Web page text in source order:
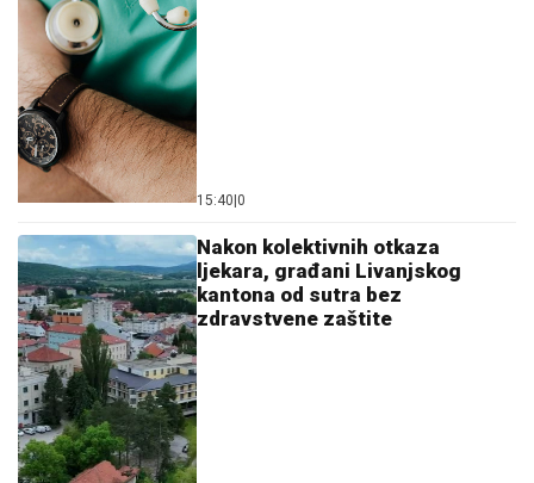
15:40 0
Nakon kolektivnih otkaza
ljekara, građani Livanjskog
kantona od sutra bez
zdravstvene zaštite